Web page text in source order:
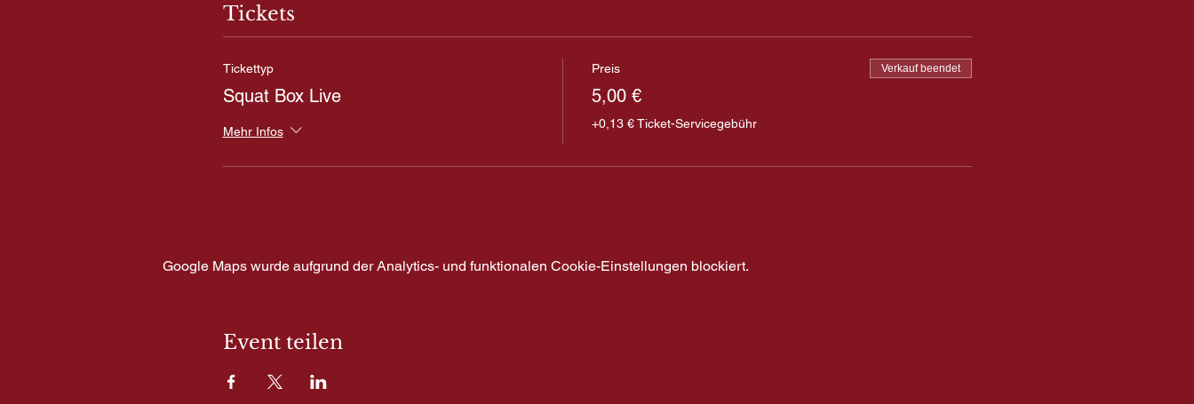
Tickets
Tickettyp
Squat Box Live
Mehr Infos
Preis
5,00 €
+0,13 € Ticket-Servicegebühr
Verkauf beendet
Google Maps wurde aufgrund der Analytics- und funktionalen Cookie-Einstellungen blockiert.
Event teilen